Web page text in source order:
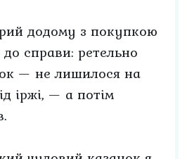
додому з покупкою
до справи: ретельно
— не лишилося на
іржі, — а потім